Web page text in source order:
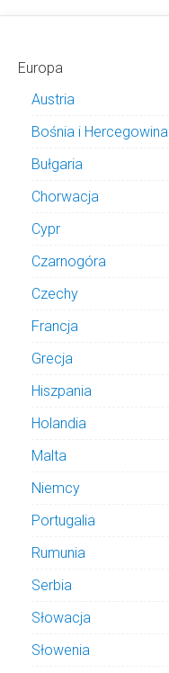
Europa
Austria
Bośnia i Hercegowina
Bułgaria
Chorwacja
Cypr
Czarnogóra
Czechy
Francja
Grecja
Hiszpania
Holandia
Malta
Niemcy
Portugalia
Rumunia
Serbia
Słowacja
Słowenia